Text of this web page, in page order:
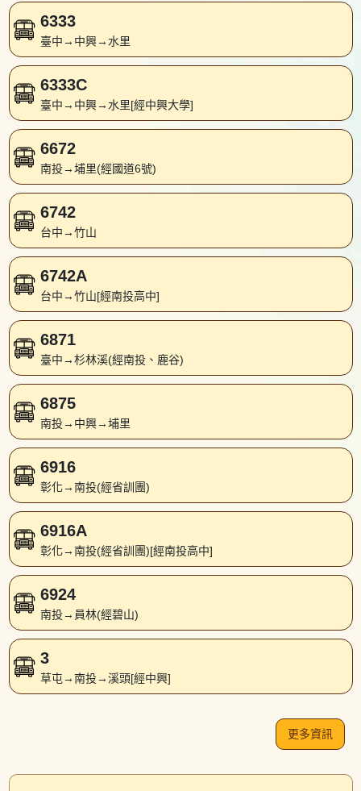
6333
臺中→中興→水里
6333C
臺中→中興→水里[經中興大學]
6672
南投→埔里(經國道6號)
6742
台中→竹山
6742A
台中→竹山[經南投高中]
6871
臺中→杉林溪(經南投、鹿谷)
6875
南投→中興→埔里
6916
彰化→南投(經省訓團)
6916A
彰化→南投(經省訓團)[經南投高中]
6924
南投→員林(經碧山)
3
草屯→南投→溪頭[經中興]
更多資訊